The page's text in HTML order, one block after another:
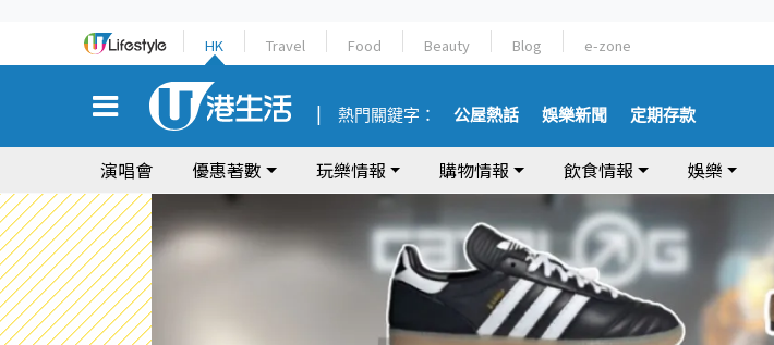
HK Travel Food Beauty Blog e-zone
熱門關鍵字： 公屋熱話 娛樂新聞 定期存款
演唱會 優惠著數 玩樂情報 購物情報 飲食情報 娛樂